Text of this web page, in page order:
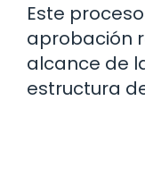
Este
aprobación
alcance de
estructura